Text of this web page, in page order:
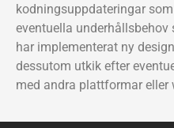
kodningsuppdateringar
eventuella
har implementerat ny
dessutom utkik efter
med andra plattformar eller